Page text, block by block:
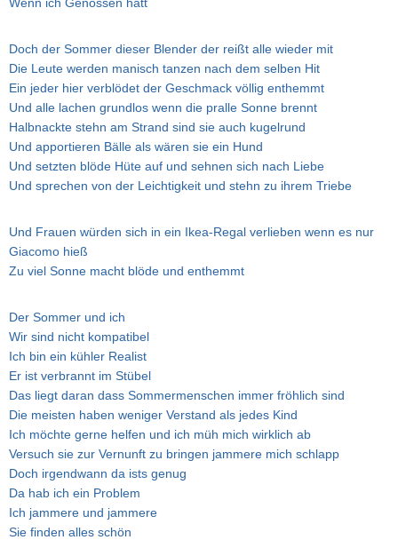
Wenn ich Genossen hätt
Doch der Sommer dieser Blender der reißt alle wieder mit
Die Leute werden manisch tanzen nach dem selben Hit
Ein jeder hier verblödet der Geschmack völlig enthemmt
Und alle lachen grundlos wenn die pralle Sonne brennt
Halbnackte stehn am Strand sind sie auch kugelrund
Und apportieren Bälle als wären sie ein Hund
Und setzten blöde Hüte auf und sehnen sich nach Liebe
Und sprechen von der Leichtigkeit und stehn zu ihrem Triebe
Und Frauen würden sich in ein Ikea-Regal verlieben wenn es nur
Giacomo hieß
Zu viel Sonne macht blöde und enthemmt
Der Sommer und ich
Wir sind nicht kompatibel
Ich bin ein kühler Realist
Er ist verbrannt im Stübel
Das liegt daran dass Sommermenschen immer fröhlich sind
Die meisten haben weniger Verstand als jedes Kind
Ich möchte gerne helfen und ich müh mich wirklich ab
Versuch sie zur Vernunft zu bringen jammere mich schlapp
Doch irgendwann da ists genug
Da hab ich ein Problem
Ich jammere und jammere
Sie finden alles schön